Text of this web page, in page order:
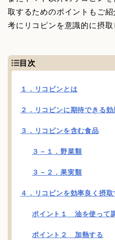
取するためのポイントもご
考にリコピンを意識的に摂取
目次
１．リコピンとは
２．リコピンに期待できる効
３．リコピンを含む食品
３－１．野菜類
３－２．果実類
４．リコピンを効率良く摂
ポイント１ 油を使って
ポイント２ 加熱する